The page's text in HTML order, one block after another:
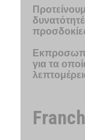
για τα